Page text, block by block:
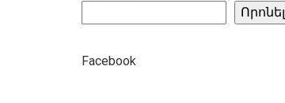
Որոնել
Facebook